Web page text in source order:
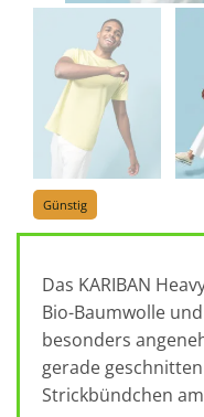
Günstig
Das KARIBAN
Bio-Baumwolle
besonders
gerade
Strickbündchen